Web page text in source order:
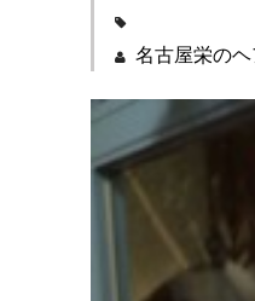
名古屋栄のヘ